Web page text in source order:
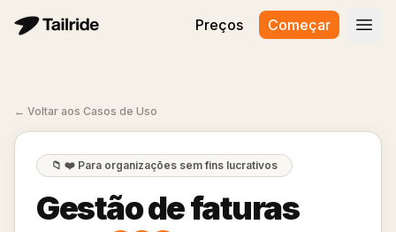
Preços Começar
← Voltar aos Casos de Uso
📁 ❤️ Para organizações sem fins lucrativos
Gestão de faturas